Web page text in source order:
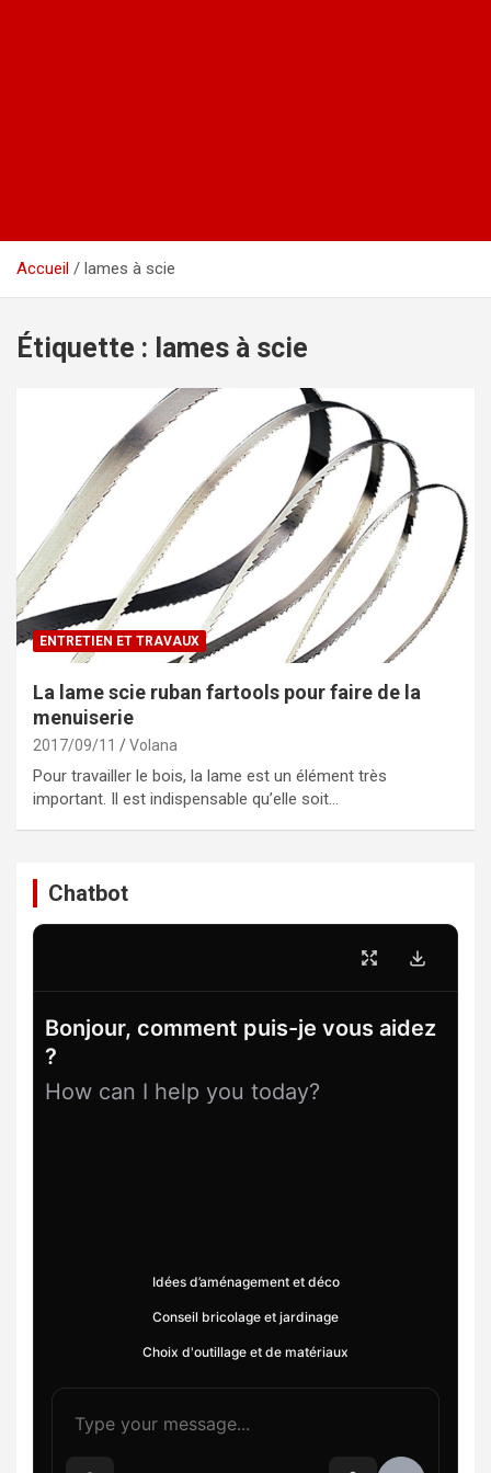
Accueil lames à scie
Étiquette : lames à scie
ENTRETIEN ET TRAVAUX
La lame scie ruban fartools pour faire de la
menuiserie
2017/09/11 Volana
Pour travailler le bois, la lame est un élément très
important. Il est indispensable qu’elle soit…
Chatbot
Bonjour, comment puis-je vous aidez
?
How can I help you today?
Idées d’aménagement et déco
Conseil bricolage et jardinage
Choix d'outillage et de matériaux